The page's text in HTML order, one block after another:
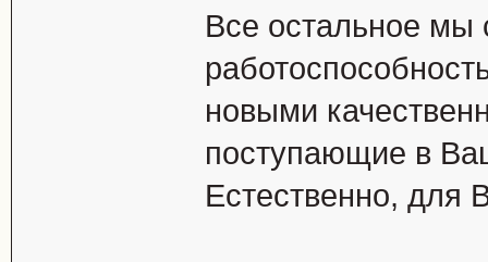
Все остальное мы
новыми
поступающие в
Естественно,